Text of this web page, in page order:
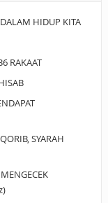
HIDUP KITA
RAKAAT
SYARAH